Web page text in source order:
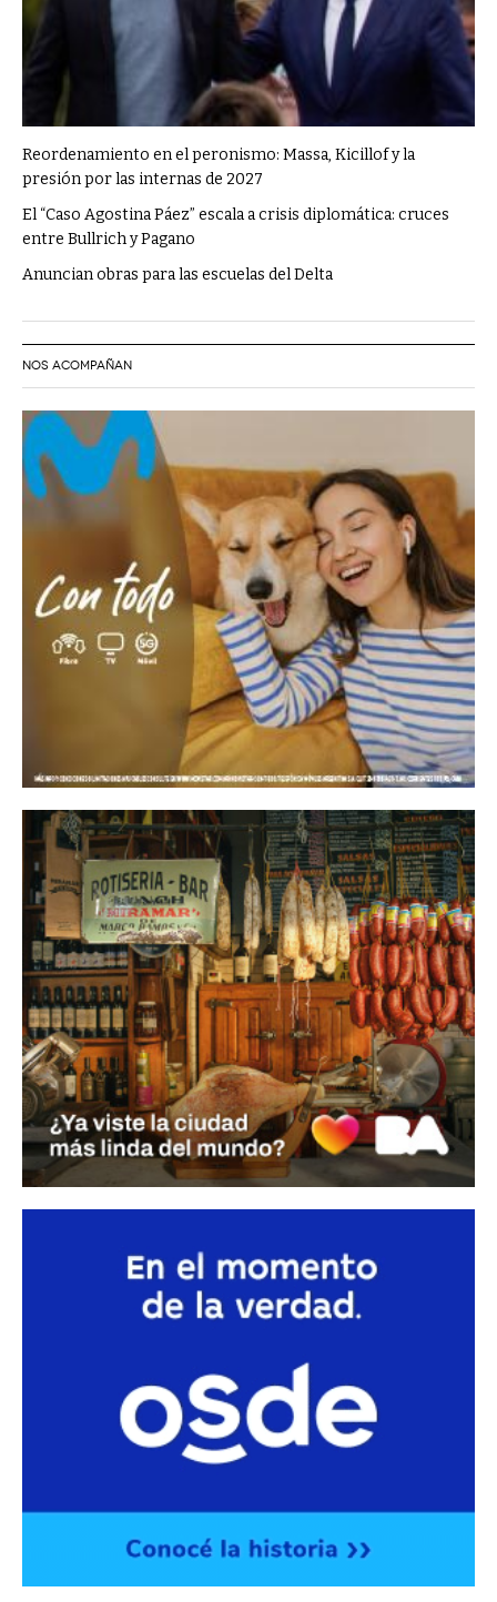
Reordenamiento en el peronismo: Massa, Kicillof y la
presión por las internas de 2027
El “Caso Agostina Páez” escala a crisis diplomática: cruces
entre Bullrich y Pagano
Anuncian obras para las escuelas del Delta
NOS ACOMPAÑAN